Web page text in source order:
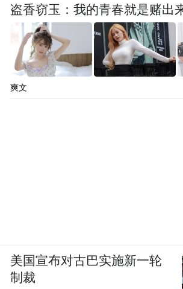
盗香窃玉：我的青春就是赌出
爽文
美国宣布对古巴实施新一轮
制裁